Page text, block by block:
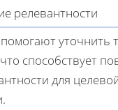
релевантности
уточнить
способствует
для